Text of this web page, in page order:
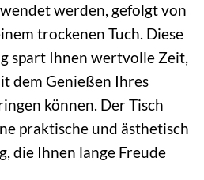
werden, gefolgt von
trockenen Tuch. Diese
spart Ihnen wertvolle Zeit,
dem Genießen Ihres
können. Der Tisch
praktische und ästhetisch
die Ihnen lange Freude